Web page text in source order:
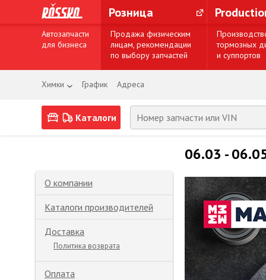
Розница
Автозапчасти
для бизнеса
Продажа физическим
лицам, рекомендации
по выбору запчастей
тормозных
и суппортов
Химки График Адреса
Каталоги
О компании
Каталоги производителей
Доставка
Политика возврата
Оплата
06.03 -